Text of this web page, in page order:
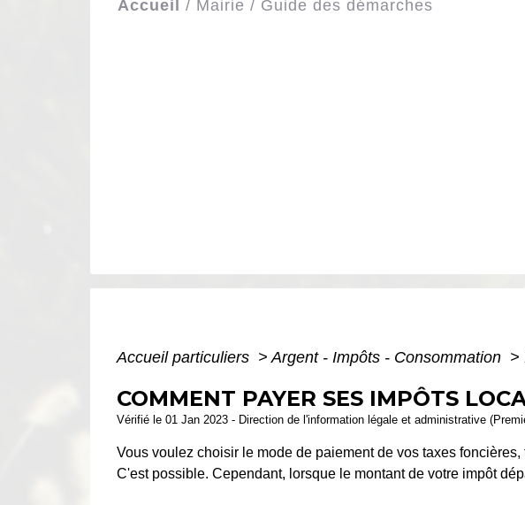
Accueil / Mairie / Guide des démarches
Accueil particuliers > Argent - Impôts - Consommation >
COMMENT PAYER SES IMPÔTS
Vérifié le 01 Jan 2023 - Direction de l'information légale et administrative
Vous voulez choisir le mode de paiement de vos taxes
C'est possible. Cependant, lorsque le montant de votre impôt